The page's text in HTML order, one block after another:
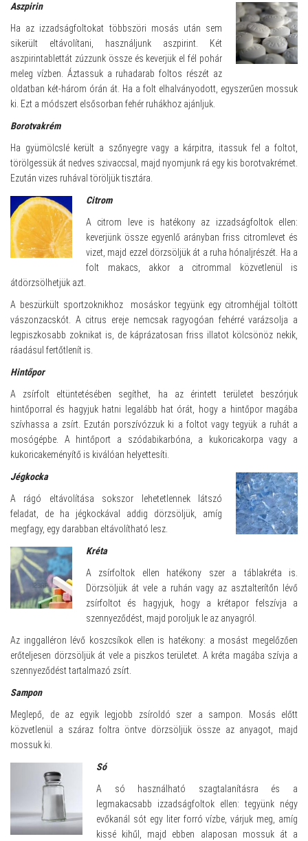
Aszpirin
Ha az izzadságfoltokat többszöri mosás után sem
sikerült eltávolítani, használjunk aszpirint. Két
aszpirintablettát zúzzunk össze és keverjük el fél pohár
meleg vízben. Áztassuk a ruhadarab foltos részét az
oldatban két-három órán át. Ha a folt elhalványodott, egyszerűen mossuk
ki. Ezt a módszert elsősorban fehér ruhákhoz ajánljuk.
Borotvakrém
Ha gyümölcslé került a szőnyegre vagy a kárpitra, itassuk fel a foltot,
törölgessük át nedves szivaccsal, majd nyomjunk rá egy kis borotvakrémet.
Ezután vizes ruhával töröljük tisztára.
Citrom
A citrom leve is hatékony az izzadságfoltok ellen:
keverjünk össze egyenlő arányban friss citromlevet és
vizet, majd ezzel dörzsöljük át a ruha hónaljrészét. Ha a
folt makacs, akkor a citrommal közvetlenül is
átdörzsölhetjük azt.
A beszürkült sportzoknikhoz mosáskor tegyünk egy citromhéjjal töltött
vászonzacskót. A citrus ereje nemcsak ragyogóan fehérré varázsolja a
legpiszkosabb zoknikat is, de káprázatosan friss illatot kölcsönöz nekik,
ráadásul fertőtlenít is.
Hintőpor
A zsírfolt eltüntetésében segíthet, ha az érintett területet beszórjuk
hintőporral és hagyjuk hatni legalább hat órát, hogy a hintőpor magába
szívhassa a zsírt. Ezután porszívózzuk ki a foltot vagy tegyük a ruhát a
mosógépbe. A hintőport a szódabikarbóna, a kukoricakorpa vagy a
kukoricakeményítő is kiválóan helyettesíti.
Jégkocka
A rágó eltávolítása sokszor lehetetlennek látszó
feladat, de ha jégkockával addig dörzsöljük, amíg
megfagy, egy darabban eltávolítható lesz.
Kréta
A zsírfoltok ellen hatékony szer a táblakréta is.
Dörzsöljük át vele a ruhán vagy az asztalterítőn lévő
zsírfoltot és hagyjuk, hogy a krétapor felszívja a
szennyeződést, majd poroljuk le az anyagról.
Az inggalléron lévő koszcsíkok ellen is hatékony: a mosást megelőzően
erőteljesen dörzsöljük át vele a piszkos területet. A kréta magába szívja a
szennyeződést tartalmazó zsírt.
Sampon
Meglepő, de az egyik legjobb zsíroldó szer a sampon. Mosás előtt
közvetlenül a száraz foltra öntve dörzsöljük össze az anyagot, majd
mossuk ki.
Só
A só használható szagtalanításra és a
legmakacsabb izzadságfoltok ellen: tegyünk négy
evőkanál sót egy liter forró vízbe, várjuk meg, amíg
kissé kihűl, majd ebben alaposan mossuk át a